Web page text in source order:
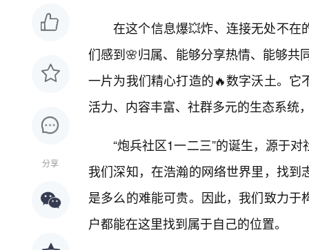
分享
在这个信息爆💥炸、连接无处不在
们感到🌸归属、能够分享热情、能够共
一片为我们精心打造的🔥数字沃土。
活力、内容丰富、社群多元的生态系统
“炮兵社区1一二三”的诞生，源于
我们深知，在浩瀚的网络世界里，找
是多么的难能可贵。因此，我们致力
户都能在这里找到属于自己的位置。